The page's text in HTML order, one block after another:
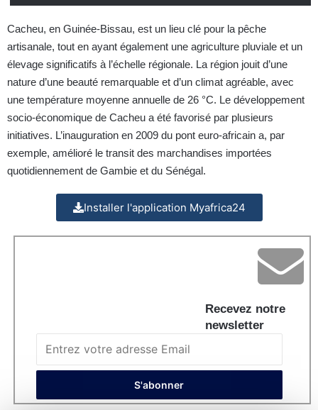
Cacheu, en Guinée-Bissau, est un lieu clé pour la pêche
artisanale, tout en ayant également une agriculture pluviale et un
élevage significatifs à l’échelle régionale. La région jouit d’une
nature d’une beauté remarquable et d’un climat agréable, avec
une température moyenne annuelle de 26 °C. Le développement
socio-économique de Cacheu a été favorisé par plusieurs
initiatives. L’inauguration en 2009 du pont euro-africain a, par
exemple, amélioré le transit des marchandises importées
quotidiennement de Gambie et du Sénégal.
Installer l'application Myafrica24
Recevez notre
newsletter